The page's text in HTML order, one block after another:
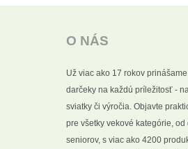
O NÁS
Už viac ako 17 rokov
darčeky na každú príležitosť -
sviatky či výročia. Objavte
pre všetky vekové kategórie, od
seniorov, s viac ako 4200